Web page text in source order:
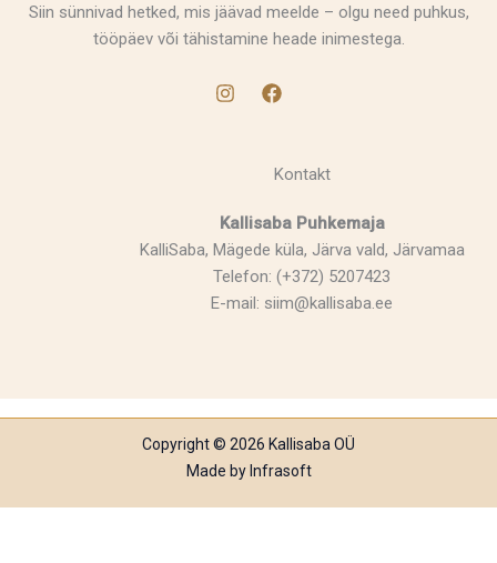
Siin sünnivad hetked, mis jäävad meelde – olgu need puhkus,
tööpäev või tähistamine heade inimestega.
Kontakt
Kallisaba Puhkemaja
KalliSaba, Mägede küla, Järva vald, Järvamaa
Telefon: (+372) 5207423
E-mail: siim@kallisaba.ee
Copyright © 2026 Kallisaba OÜ
Made by Infrasoft